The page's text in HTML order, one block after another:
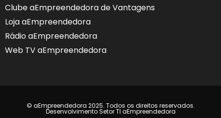
Clube aEmpreendedora de Vantagens
Loja aEmpreendedora
Rádio aEmpreendedora
Web TV aEmpreendedora
© aEmpreendedora 2025. Todos os direitos reservados.
Desenvolvimento Setor TI aEmpreendedora